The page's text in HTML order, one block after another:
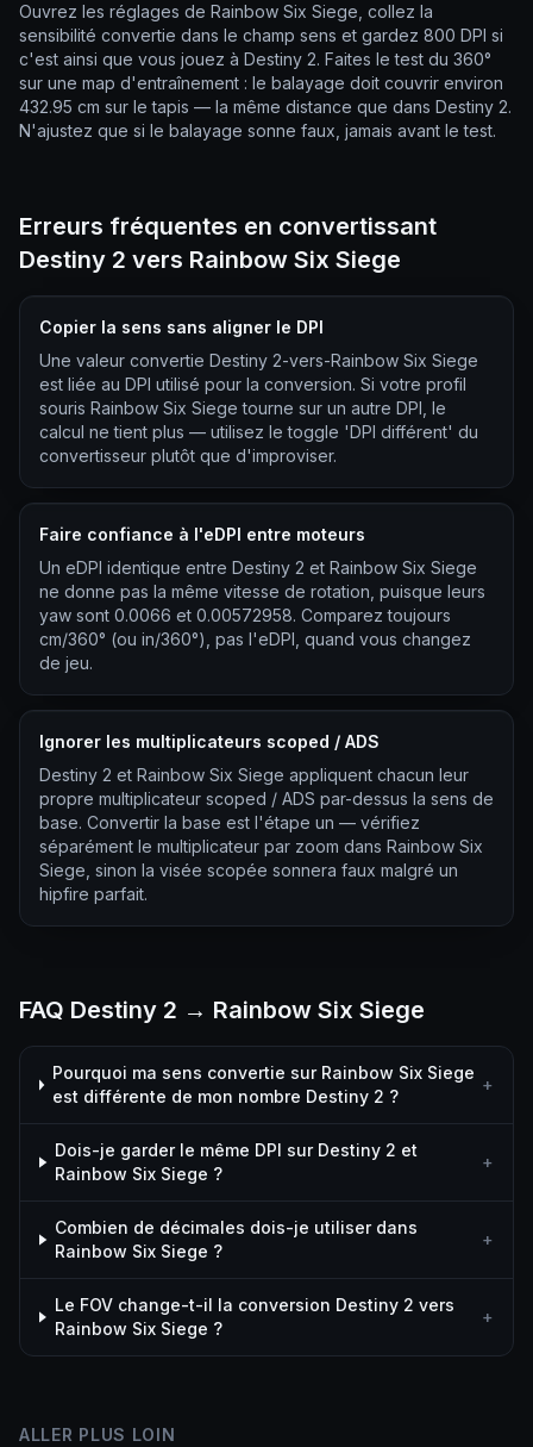
Ouvrez les réglages de Rainbow Six Siege, collez la
sensibilité convertie dans le champ sens et gardez 800 DPI si
c'est ainsi que vous jouez à Destiny 2. Faites le test du 360°
sur une map d'entraînement : le balayage doit couvrir environ
432.95 cm sur le tapis — la même distance que dans Destiny 2.
N'ajustez que si le balayage sonne faux, jamais avant le test.
Erreurs fréquentes en convertissant
Destiny 2 vers Rainbow Six Siege
Copier la sens sans aligner le DPI
Une valeur convertie Destiny 2-vers-Rainbow Six Siege
est liée au DPI utilisé pour la conversion. Si votre profil
souris Rainbow Six Siege tourne sur un autre DPI, le
calcul ne tient plus — utilisez le toggle 'DPI différent' du
convertisseur plutôt que d'improviser.
Faire confiance à l'eDPI entre moteurs
Un eDPI identique entre Destiny 2 et Rainbow Six Siege
ne donne pas la même vitesse de rotation, puisque leurs
yaw sont 0.0066 et 0.00572958. Comparez toujours
cm/360° (ou in/360°), pas l'eDPI, quand vous changez
de jeu.
Ignorer les multiplicateurs scoped / ADS
Destiny 2 et Rainbow Six Siege appliquent chacun leur
propre multiplicateur scoped / ADS par-dessus la sens de
base. Convertir la base est l'étape un — vérifiez
séparément le multiplicateur par zoom dans Rainbow Six
Siege, sinon la visée scopée sonnera faux malgré un
hipfire parfait.
FAQ Destiny 2 → Rainbow Six Siege
Pourquoi ma sens convertie sur Rainbow Six Siege
est différente de mon nombre Destiny 2 ?
+
Dois-je garder le même DPI sur Destiny 2 et
Rainbow Six Siege ?
+
Combien de décimales dois-je utiliser dans
Rainbow Six Siege ?
+
Le FOV change-t-il la conversion Destiny 2 vers
Rainbow Six Siege ?
+
ALLER PLUS LOIN